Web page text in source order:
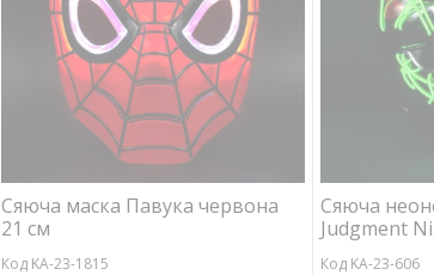
Сяюча маска Павука червона
21 см
Код KA-23-1815
Сяюча
Judgment
Код KA-23-606